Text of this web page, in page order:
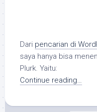
Dari pencarian di
saya hanya bisa
Plurk. Yaitu:
Continue reading…